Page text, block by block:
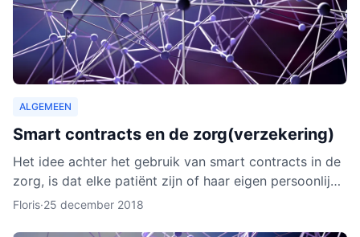
ALGEMEEN
Smart contracts en de zorg(verzekering)
Het idee achter het gebruik van smart contracts in de
zorg, is dat elke patiënt zijn of haar eigen persoonlijke
data vanaf ieder online apparaat kan inzien en b
Floris·25 december 2018